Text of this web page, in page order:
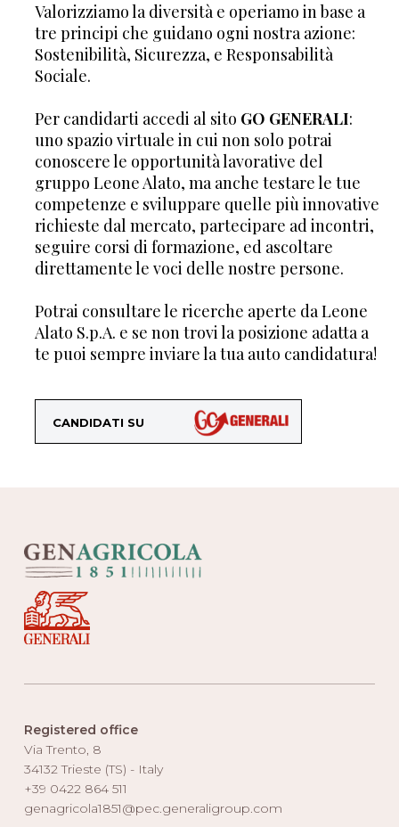
Valorizziamo la diversità e operiamo in base a
tre principi che guidano ogni nostra azione:
Sostenibilità, Sicurezza, e Responsabilità
Sociale.
Per candidarti accedi al sito GO GENERALI:
uno spazio virtuale in cui non solo potrai
conoscere le opportunità lavorative del
gruppo Leone Alato, ma anche testare le tue
competenze e sviluppare quelle più innovative
richieste dal mercato, partecipare ad incontri,
seguire corsi di formazione, ed ascoltare
direttamente le voci delle nostre persone.
Potrai consultare le ricerche aperte da Leone
Alato S.p.A. e se non trovi la posizione adatta a
te puoi sempre inviare la tua auto candidatura!
CANDIDATI SU
Registered office
Via Trento, 8
34132 Trieste (TS) - Italy
+39 0422 864 511
genagricola1851@pec.generaligroup.com